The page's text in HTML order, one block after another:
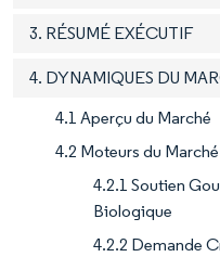
3. RÉSUMÉ EXÉCUTIF
4. DYNAMIQUES DU
4.1 Aperçu du Marché
4.2 Moteurs du Marché
4.2.1 Soutien
Biologique
4.2.2 Demande